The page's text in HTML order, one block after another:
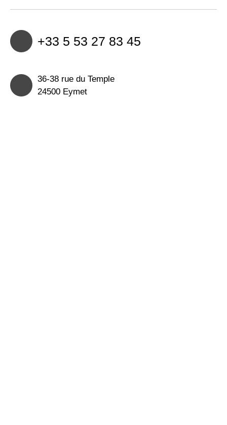
+33 5 53 27 83 45
36-38 rue du Temple
24500 Eymet